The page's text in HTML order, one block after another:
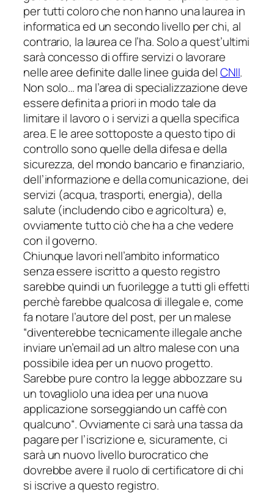
per tutti coloro che non hanno una laurea in
informatica ed un secondo livello per chi, al
contrario, la laurea ce l’ha. Solo a quest’ultimi
sarà concesso di offire servizi o lavorare
nelle aree definite dalle linee guida delCNII.
Non solo… ma l’area di specializzazione deve
essere definita a priori in modo tale da
limitare il lavoro o i servizi a quella specifica
area. E le aree sottoposte a questo tipo di
controllo sono quelle della difesa e della
sicurezza, del mondo bancario e finanziario,
dell’informazione e della comunicazione, dei
servizi (acqua, trasporti, energia), della
salute (includendo cibo e agricoltura) e,
ovviamente tutto ciò che ha a che vedere
con il governo.
Chiunque lavori nell’ambito informatico
senza essere iscritto a questo registro
sarebbe quindi un fuorilegge a tutti gli effetti
perchè farebbe qualcosa di illegale e, come
fa notare l’autore del post, per un malese
“diventerebbe tecnicamente illegale anche
inviare un’email ad un altro malese con una
possibile idea per un nuovo progetto.
Sarebbe pure contro la legge abbozzare su
un tovagliolo una idea per una nuova
applicazione sorseggiando un caffè con
qualcuno“. Ovviamente ci sarà una tassa da
pagare per l’iscrizione e, sicuramente, ci
sarà un nuovo livello burocratico che
dovrebbe avere il ruolo di certificatore di chi
si iscrive a questo registro.